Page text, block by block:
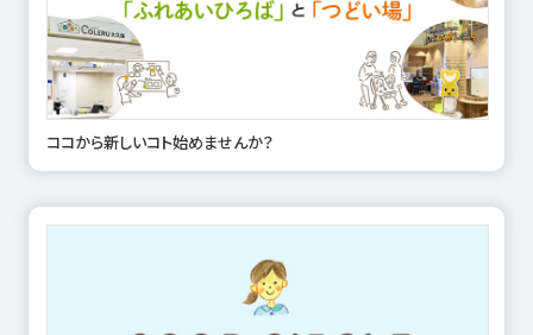
ココから新しいコト始めませんか？